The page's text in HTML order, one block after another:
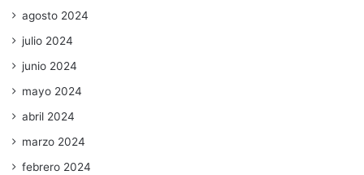
agosto 2024
julio 2024
junio 2024
mayo 2024
abril 2024
marzo 2024
febrero 2024